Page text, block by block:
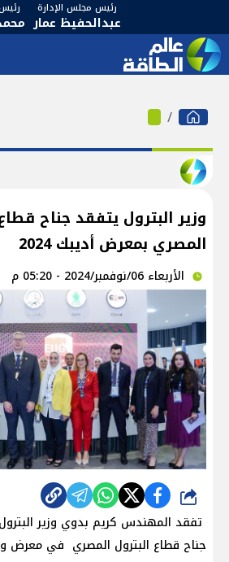
رئيس مجلس الإدارة
عبدالحفيظ عمار
وزير البترول يتفقد جناح
المصري بمعرض أديبك 2024
الأربعاء 06/نوفمبر/2024 - 05:20 م
شارك
تفقد المهندس كريم بدوي وزير البترول
جناح قطاع البترول المصري في معرض